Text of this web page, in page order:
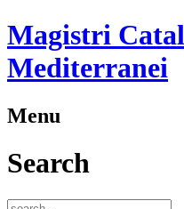
Magistri
Mediterranei
Menu
Search